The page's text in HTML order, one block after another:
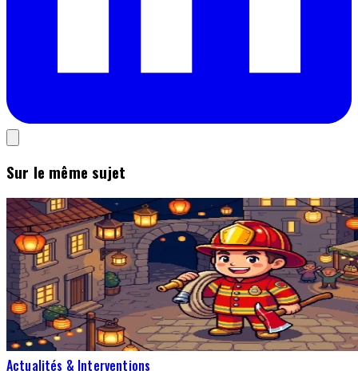
Sur le même sujet
Actualités & Interventions